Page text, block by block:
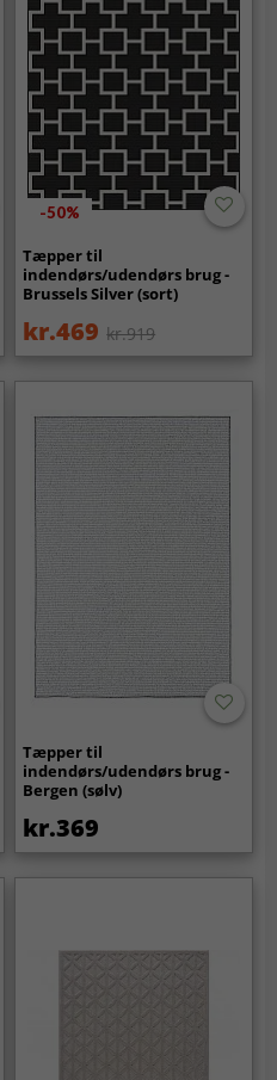
-50%
Tæpper til
indendørs/udendørs brug -
Brussels Silver (sort)
kr.469 kr.919
Tæpper til
indendørs/udendørs brug -
Bergen (sølv)
kr.369